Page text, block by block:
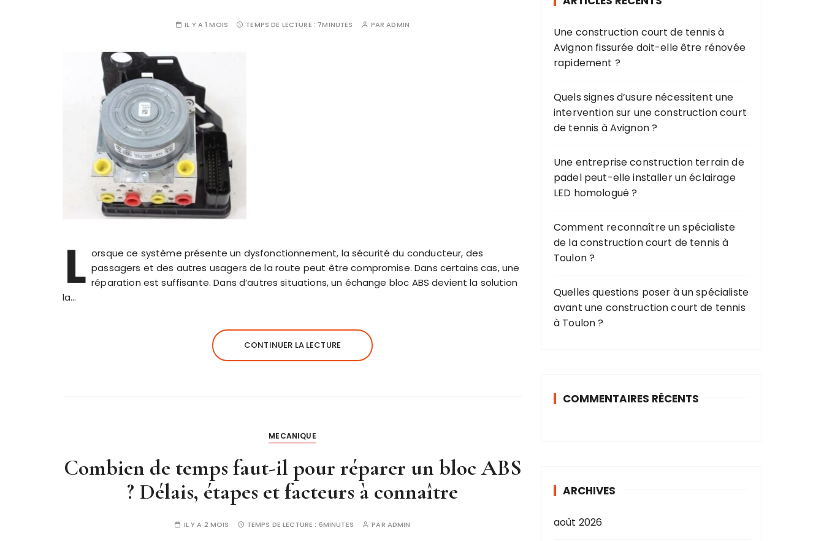
IL Y A 1 MOIS TEMPS DE LECTURE : 7MINUTES PARADMIN
L orsque ce système présente un dysfonctionnement, la sécurité du conducteur, des
passagers et des autres usagers de la route peut être compromise. Dans certains cas, une
réparation est suffisante. Dans d’autres situations, un échange bloc ABS devient la solution
la…
CONTINUER LA LECTURE
MECANIQUE
Combien de temps faut-il pour réparer un bloc ABS
? Délais, étapes et facteurs à connaître
IL Y A 2 MOIS TEMPS DE LECTURE : 6MINUTES PAR ADMIN
e
p
o
r
:
Une construction court de tennis à
Avignon fissurée doit-elle être rénovée
rapidement ?
Quels signes d’usure nécessitent une
intervention sur une construction court
de tennis à Avignon ?
Une entreprise construction terrain de
padel peut-elle installer un éclairage
LED homologué ?
Comment reconnaître un spécialiste
de la construction court de tennis à
Toulon ?
Quelles questions poser à un spécialiste
avant une construction court de tennis
à Toulon ?
COMMENTAIRES RÉCENTS
ARCHIVES
août 2026